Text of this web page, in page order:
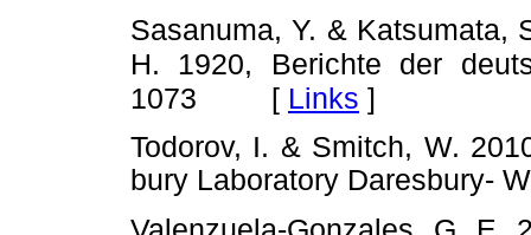
Sasanuma, Y. & Katsumata,
H. 1920, Berichte der
1073
[ Links ]
Todorov, I. & Smitch, W.
bury Laboratory Daresbury-